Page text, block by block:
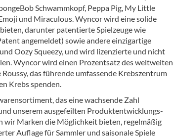
Schwammkopf, Peppa Pig, My Little
und Miraculous. Wyncor wird eine solide
darunter patentierte Spielzeuge wie
angemeldet) sowie andere einzigartige
Oozy Squeezy, und wird lizenzierte und nicht
Wyncor wird einen Prozentsatz des weltweiten
das führende umfassende Krebszentrum
Krebs spenden.
das eine wachsende Zahl
unserem ausgefeilten Produktentwicklungs-
wir Marken die Möglichkeit bieten, regelmäßig
Auflage für Sammler und saisonale Spiele